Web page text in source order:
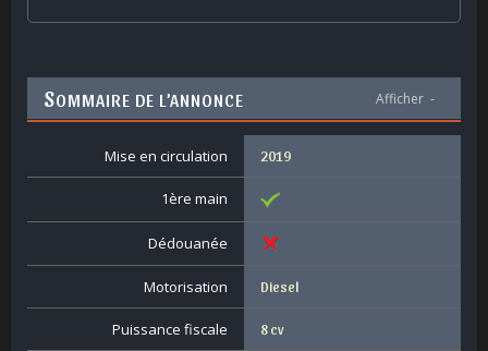
SOMMAIRE DE L’ANNONCE Afficher -
Mise en circulation 2019
1ère main
Dédouanée
Motorisation Diesel
Puissance fiscale 8 cv